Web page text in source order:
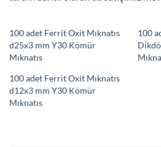
100 adet Ferrit Oxit Mıknatıs
d25x3 mm Y30 Kömür
Mıknatıs
100
100 adet Ferrit Oxit Mıknatıs
d12x3 mm Y30 Kömür
Mıknatıs